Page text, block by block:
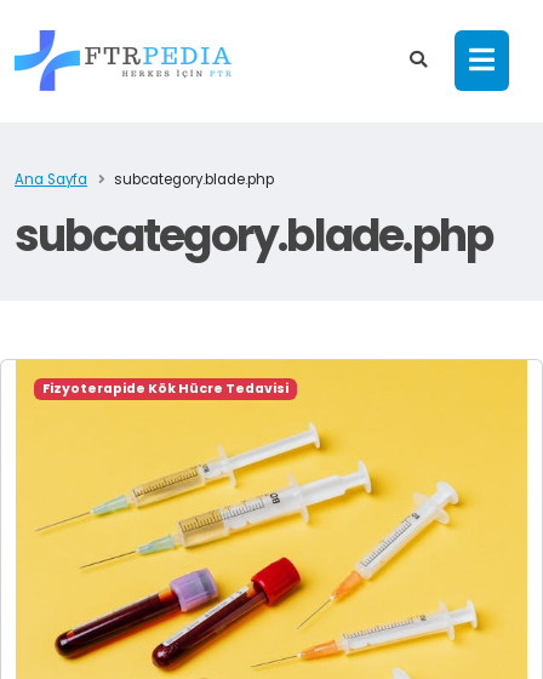
subcategory.blade.php
Ana Sayfa subcategory.blade.php
Fizyoterapide Kök Hücre Tedavisi